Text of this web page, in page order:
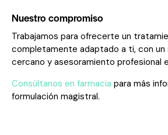
Nuestro compromiso
Trabajamos para ofrecerte un
completamente adaptado a ti, con un
cercano y asesoramiento profesional
Consúltanos en farmacia para más
formulación magistral.